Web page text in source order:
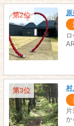
第2位
第3位 村
か